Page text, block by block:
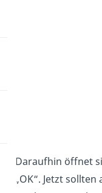
Daraufhin öffnet
„OK“. Jetzt